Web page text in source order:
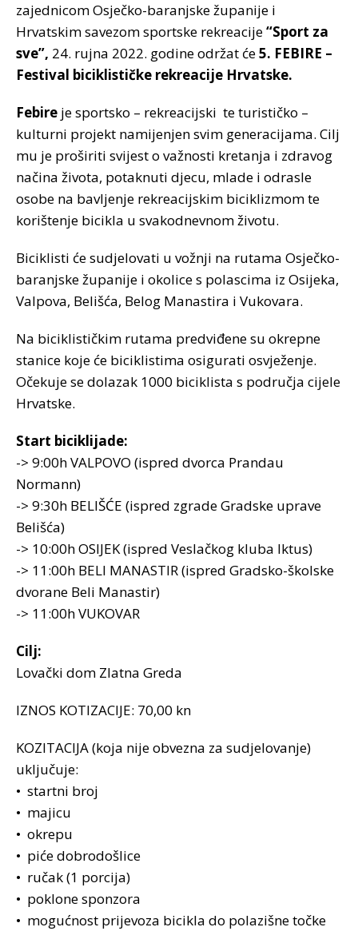
zajednicom Osječko-baranjske županije i
Hrvatskim savezom sportske rekreacije“Sport za
sve”, 24. rujna 2022. godine održat će5. FEBIRE –
Festival biciklističke rekreacije Hrvatske.
Febire je sportsko – rekreacijski te turističko –
kulturni projekt namijenjen svim generacijama. Cilj
mu je proširiti svijest o važnosti kretanja i zdravog
načina života, potaknuti djecu, mlade i odrasle
osobe na bavljenje rekreacijskim biciklizmom te
korištenje bicikla u svakodnevnom životu.
Biciklisti će sudjelovati u vožnji na rutama Osječko-
baranjske županije i okolice s polascima iz Osijeka,
Valpova, Belišća, Belog Manastira i Vukovara.
Na biciklističkim rutama predviđene su okrepne
stanice koje će biciklistima osigurati osvježenje.
Očekuje se dolazak 1000 biciklista s područja cijele
Hrvatske.
Start biciklijade:
-> 9:00h VALPOVO (ispred dvorca Prandau
Normann)
-> 9:30h BELIŠĆE (ispred zgrade Gradske uprave
Belišća)
-> 10:00h OSIJEK (ispred Veslačkog kluba Iktus)
-> 11:00h BELI MANASTIR (ispred Gradsko-školske
dvorane Beli Manastir)
-> 11:00h VUKOVAR
Cilj:
Lovački dom Zlatna Greda
IZNOS KOTIZACIJE: 70,00 kn
KOZITACIJA (koja nije obvezna za sudjelovanje)
uključuje:
• startni broj
• majicu
• okrepu
• piće dobrodošlice
• ručak (1 porcija)
• poklone sponzora
• mogućnost prijevoza bicikla do polazišne točke